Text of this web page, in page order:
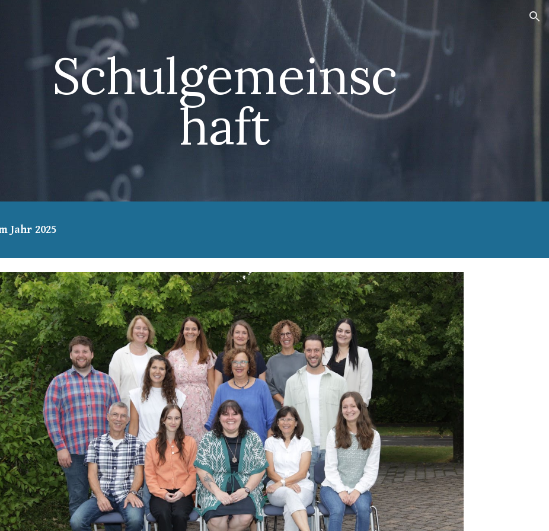
Skip to main content
Schulgemeinsc
haft
Jahr 2025